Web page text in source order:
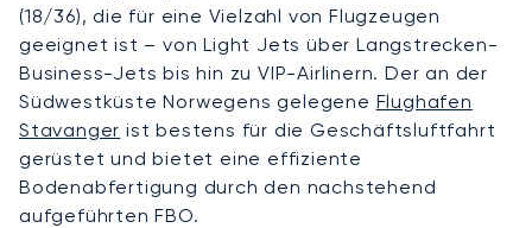
(18/36), die für eine Vielzahl von Flugzeugen
geeignet ist – von Light Jets über Langstrecken-
Business-Jets bis hin zu VIP-Airlinern. Der an der
Südwestküste Norwegens gelegene Flughafen
Stavanger ist bestens für die Geschäftsluftfahrt
gerüstet und bietet eine effiziente
Bodenabfertigung durch den nachstehend
aufgeführten FBO.